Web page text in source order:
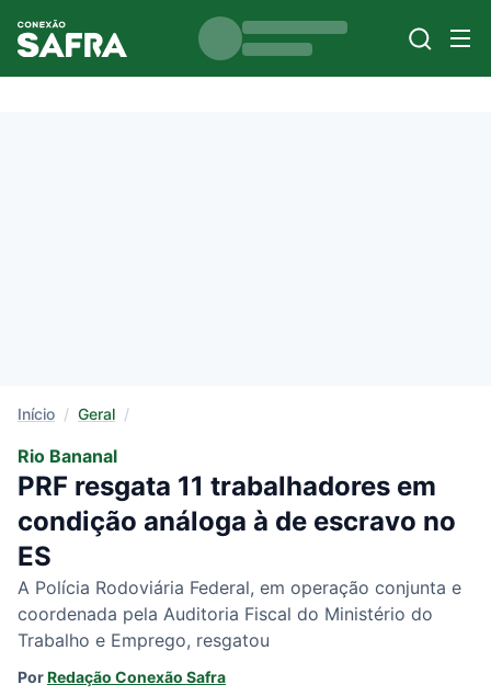
Início / Geral /
Rio Bananal
PRF resgata 11 trabalhadores em
condição análoga à de escravo no
ES
A Polícia Rodoviária Federal, em operação conjunta e
coordenada pela Auditoria Fiscal do Ministério do
Trabalho e Emprego, resgatou
PorRedação Conexão Safra